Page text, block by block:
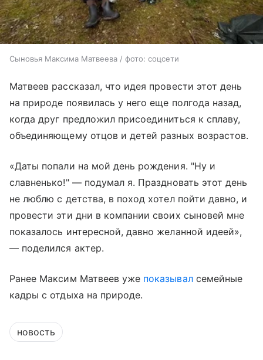
Сыновья Максима Матвеева / фото: соцсети
Матвеев рассказал, что идея провести этот день
на природе появилась у него еще полгода назад,
когда друг предложил присоединиться к сплаву,
объединяющему отцов и детей разных возрастов.
«Даты попали на мой день рождения. "Ну и
славненько!" — подумал я. Праздновать этот день
не люблю с детства, в поход хотел пойти давно, и
провести эти дни в компании своих сыновей мне
показалось интересной, давно желанной идеей»,
— поделился актер.
Ранее Максим Матвеев уже показывалсемейные
кадры с отдыха на природе.
новость